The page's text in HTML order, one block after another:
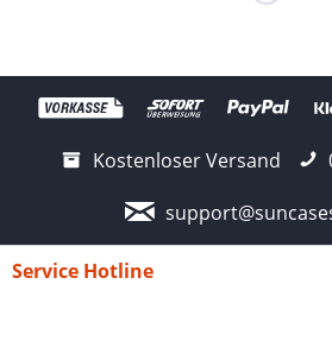
Kostenloser Versand
Service Hotline